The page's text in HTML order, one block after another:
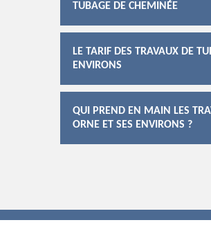
TUBAGE DE CHEMINÉE
LE TARIF DES TRAVAUX DE
ENVIRONS
QUI PREND EN MAIN LES
ORNE ET SES ENVIRONS ?